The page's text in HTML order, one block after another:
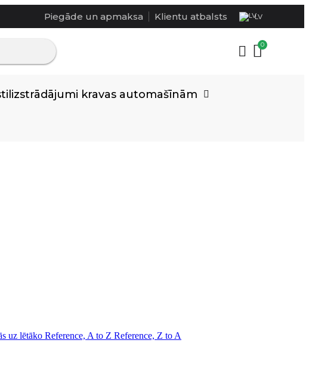
Piegāde un apmaksa Klientu atbalsts LV
kravas automašīnām
uz lētāko Reference, A to Z Reference, Z to A